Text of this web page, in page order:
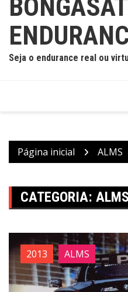
BONGASAT
Seja o endurance real ou
Página inicial ALMS
CATEGORIA: ALMS
2013 ALMS